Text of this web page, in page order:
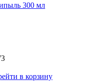
300 мл
в корзину